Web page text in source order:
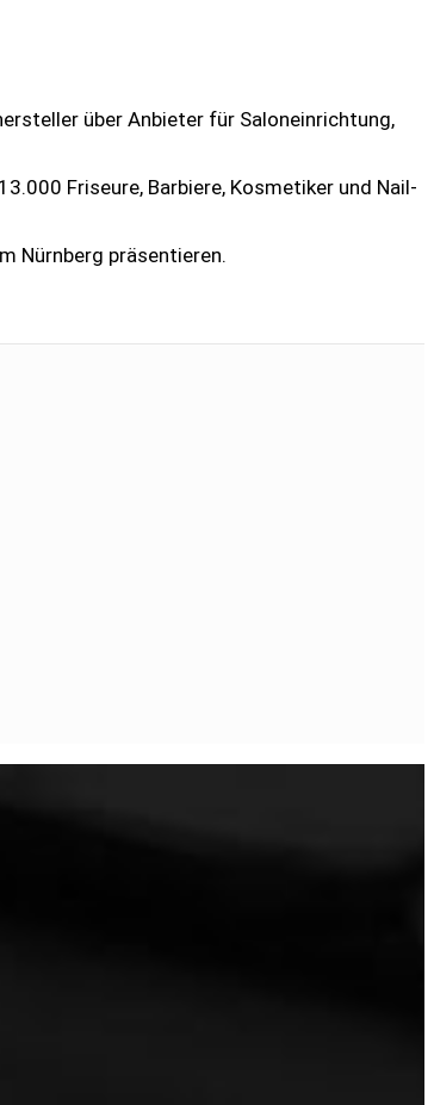
über Anbieter für Saloneinrichtung,
Friseure, Barbiere, Kosmetiker und Nail-
Nürnberg präsentieren.